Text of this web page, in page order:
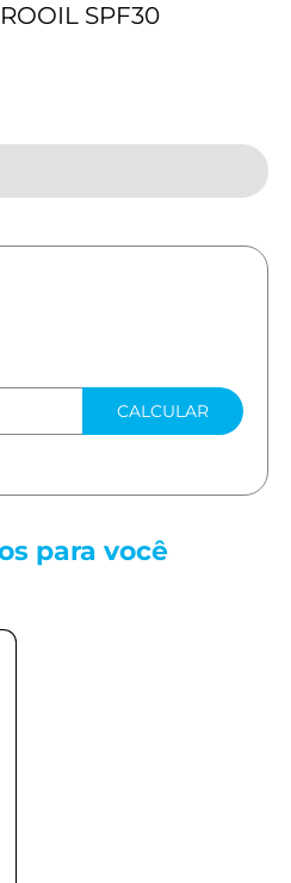
SPF30
CALCULAR
para você